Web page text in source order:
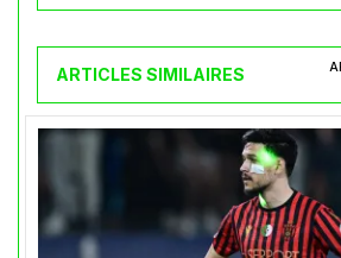
ARTICLES SIMILAIRES